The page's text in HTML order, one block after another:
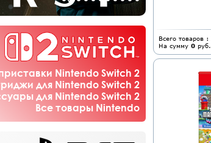
Nintendo Switch 2
для Nintendo Switch 2
для Nintendo Switch 2
Все товары Nintendo
Всего товаров :
На сумму 0 руб.